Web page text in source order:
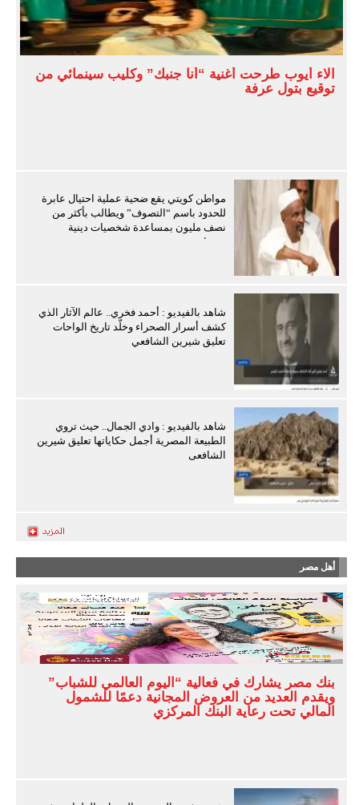
آلاء أيوب طرحت أغنية “أنا جنبك” وكليب سينمائي من
توقيع بتول عرفة
مواطن كويتي يقع ضحية عملية احتيال عابرة
للحدود باسم “التصوف” ويطالب بأكثر من
نصف مليون بمساعدة شخصيات دينية
سودانية
شاهد بالفيديو : أحمد فخري.. عالم الآثار الذي
كشف أسرار الصحراء وخلّد تاريخ الواحات
تعليق شيرين الشافعي
شاهد بالفيديو : وادي الجمال.. حيث تروي
الطبيعة المصرية أجمل حكاياتها تعليق شيرين
الشافعى
أهل مصر
بنك مصر يشارك في فعالية “اليوم العالمي للشباب”
ويقدم العديد من العروض المجانية دعمًا للشمول
المالي تحت رعاية البنك المركزي